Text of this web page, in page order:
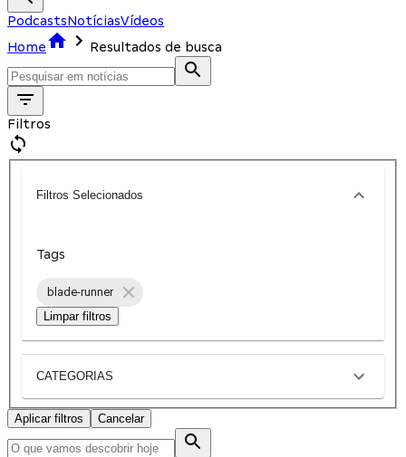
PodcastsNotíciasVídeos
Home
Resultados de busca
Filtros
Filtros Selecionados
Tags
blade-runner
Limpar filtros
CATEGORIAS
Aplicar filtros Cancelar